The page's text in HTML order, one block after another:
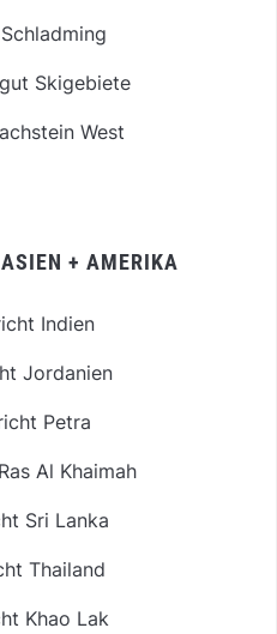
Skigebiete
West
+ AMERIKA
Indien
Jordanien
Petra
Al Khaimah
Sri Lanka
Thailand
Khao Lak